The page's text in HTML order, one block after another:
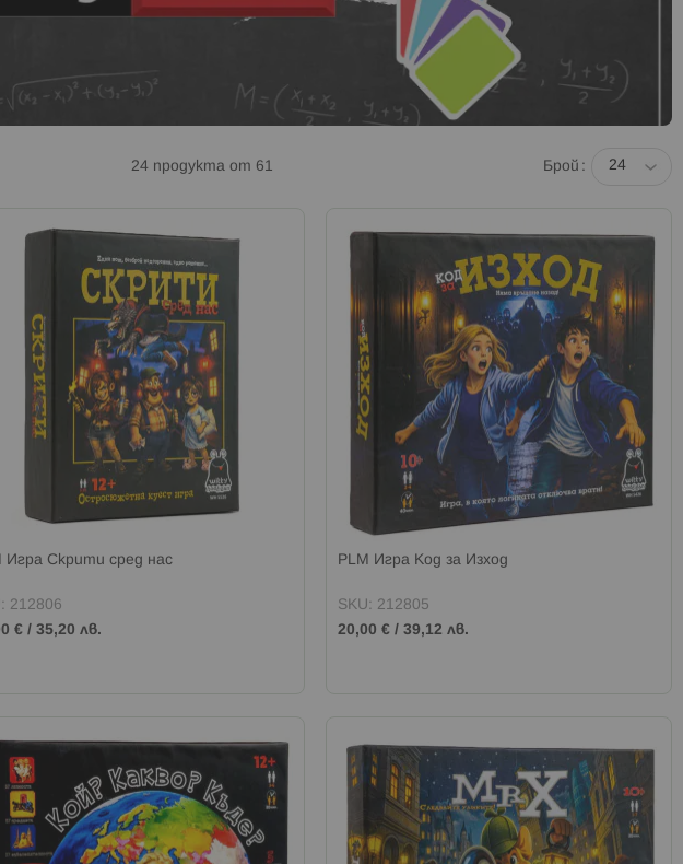
Брой
24 продукта от 61
Игра Скрити сред нас
212806
€ /35,20 лв.
PLM Игра Код за Изход
SKU: 212805
20,00 € /39,12 лв.